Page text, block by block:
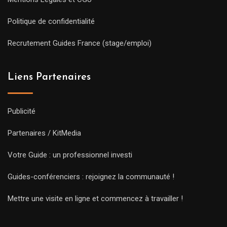
Politique de confidentialité
Recrutement Guides France (stage/emploi)
Liens Partenaires
Publicité
Partenaires / KitMedia
Votre Guide : un professionnel investi
Guides-conférenciers : rejoignez la communauté !
Mettre une visite en ligne et commencez à travailler !